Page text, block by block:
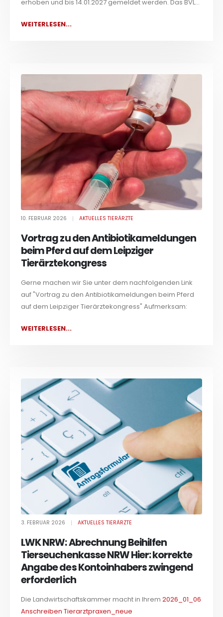
erhoben und bis 14.01.2027 gemeldet werden. Das BVL...
WEITERLESEN...
10. FEBRUAR 2026 AKTUELLES TIERÄRZTE
Vortrag zu den Antibiotikameldungen
beim Pferd auf dem Leipziger
Tierärztekongress
Gerne machen wir Sie unter dem nachfolgenden Link
auf "Vortrag zu den Antibiotikameldungen beim Pferd
auf dem Leipziger Tierärztekongress" Aufmerksam:
WEITERLESEN...
3. FEBRUAR 2026 AKTUELLES TIERÄRZTE
LWK NRW: Abrechnung Beihilfen
Tierseuchenkasse NRW Hier: korrekte
Angabe des Kontoinhabers zwingend
erforderlich
Die Landwirtschaftskammer macht in Ihrem2026_01_06
Anschreiben Tierarztpraxen_neue